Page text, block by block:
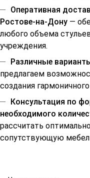
Оперативная
Ростове-на-Дону —
любого объема
учреждения.
Различные
предлагаем
создания
Консультация по
необходимого
рассчитать
сопутствующую